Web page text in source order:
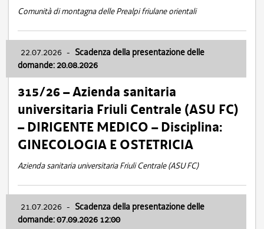
Comunità di montagna delle Prealpi friulane orientali
22.07.2026 - Scadenza della presentazione delle
domande: 20.08.2026
315/26 – Azienda sanitaria
universitaria Friuli Centrale (ASU FC)
– DIRIGENTE MEDICO – Disciplina:
GINECOLOGIA E OSTETRICIA
Azienda sanitaria universitaria Friuli Centrale (ASU FC)
21.07.2026 - Scadenza della presentazione delle
domande: 07.09.2026 12:00